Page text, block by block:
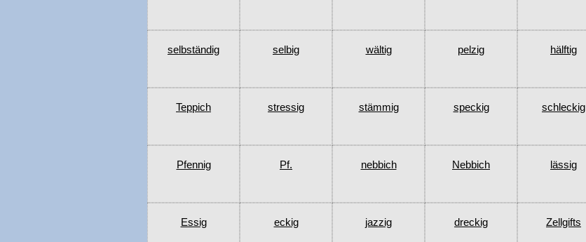
selbständig selbig wältig pelzig hälftig
Teppich stressig stämmig speckig schleckig
Pfennig Pf. nebbich Nebbich lässig
Essig eckig jazzig dreckig Zellgifts